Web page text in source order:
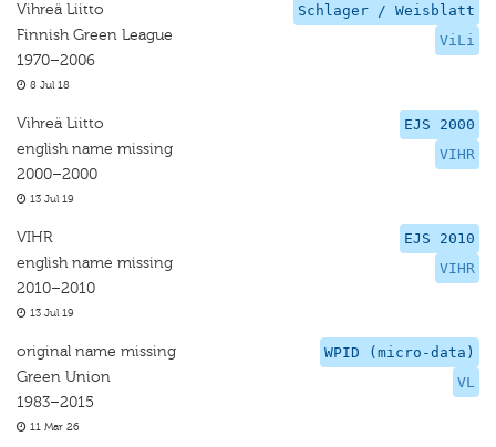
Schlager / Weisblatt
ViLi
Vihreä Liitto
Finnish Green League
1970–2006
8 Jul 18
EJS 2000
VIHR
Vihreä Liitto
english name missing
2000–2000
13 Jul 19
EJS 2010
VIHR
VIHR
english name missing
2010–2010
13 Jul 19
WPID (micro-data)
VL
original name missing
Green Union
1983–2015
11 Mar 26